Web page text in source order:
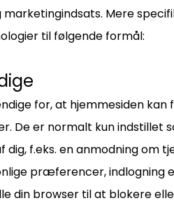
Mere
til følgende formål:
for, at hjemmesiden kan
De er normalt kun indstillet
f.eks. en anmodning om
præferencer, indlogning
din browser til at blokere